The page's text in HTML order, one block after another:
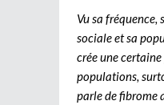
Vu sa fréquence,
sociale et sa
crée une
populations,
parle de fibrome